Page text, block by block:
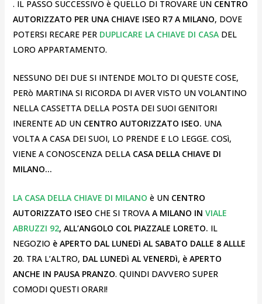
. IL PASSO SUCCESSIVO è QUELLO DI TROVARE UN CENTRO
AUTORIZZATO PER UNA CHIAVE ISEO R7 A MILANO, DOVE
POTERSI RECARE PER DUPLICARE LA CHIAVE DI CASADEL
LORO APPARTAMENTO.
NESSUNO DEI DUE SI INTENDE MOLTO DI QUESTE COSE,
PERò MARTINA SI RICORDA DI AVER VISTO UN VOLANTINO
NELLA CASSETTA DELLA POSTA DEI SUOI GENITORI
INERENTE AD UN CENTRO AUTORIZZATO ISEO. UNA
VOLTA A CASA DEI SUOI, LO PRENDE E LO LEGGE. COSì,
VIENE A CONOSCENZA DELLA CASA DELLA CHIAVE DI
MILANO…
LA CASA DELLA CHIAVE DI MILANO è UN CENTRO
AUTORIZZATO ISEO CHE SI TROVA A MILANO IN VIALE
ABRUZZI 92, ALL’ANGOLO COL PIAZZALE LORETO. IL
NEGOZIO è APERTO DAL LUNEDì AL SABATO DALLE 8 ALLLE
20. TRA L’ALTRO, DAL LUNEDì AL VENERDì, è APERTO
ANCHE IN PAUSA PRANZO. QUINDI DAVVERO SUPER
COMODI QUESTI ORARI!